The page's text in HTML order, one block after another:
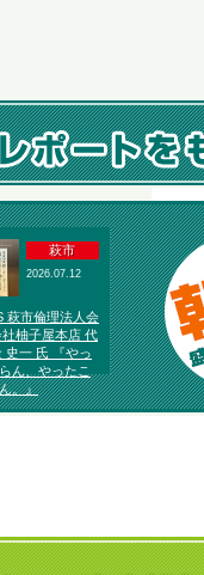
萩市
2026.07.12
萩市倫理法人会
柚子屋本店 代
史一 氏 『やっ
ん、やったこ
。』